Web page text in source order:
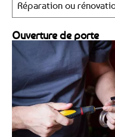
Réparation ou
Ouverture de porte